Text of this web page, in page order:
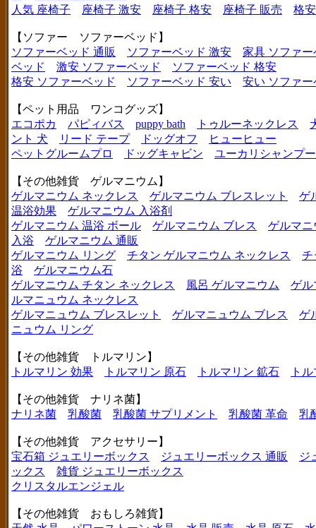
人気 座椅子
座椅子 激安 座椅子 格安 座椅子 販売 格
【ソファー ソファーベッド】
ソファーベッド 通販
ソファーベッド 激安
家具 ソファー
ベッド
激安 ソファーベッド
ソファーベッド 格安
格安 ソファーベッド
ソファーベッド 安い 安い ソファー
【ペット用品 ワンコグッズ】
エコポカ
パピィバス puppy bath トゥルーネックレス
ント 犬
リード テープ ドッグオフ
ヒューヒュー
ペットグルームプロ
ドッグキャビン ユーカリシャンプー
【その他雑貨 ゲルマニウム】
ゲルマニウム ネックレス
ゲルマニウム ブレスレット
ゲ
温浴効果
ゲルマニウム 入浴剤
ゲルマニウム 温浴 ボール
ゲルマニウム ブレス
ゲルマニ
入浴
ゲルマニウム 通販
ゲルマニウム リング
チタン ゲルマニウム ネックレス
チ
浴
ゲルマニウム石
ゲルマニウム チタン ネックレス
風呂 ゲルマニウム
ゲル
ルマニュウム ネックレス
ゲルマニュウム ブレスレット
ゲルマニュウム ブレス
ゲ
ニュウム リング
【その他雑貨 トルマリン】
トルマリン 効果
トルマリン 原石 トルマリン 鉱石 ト
【その他雑貨 ナリネ菌】
ナリネ菌
乳酸菌 乳酸菌 サプリメント 乳酸菌 革命 乳
【その他雑貨 アクセサリー】
宝石箱 ジュエリーボックス
ジュエリーボックス 通販
ジ
ックス
雑貨 ジュエリーボックス
クリスタルエンジェル
【その他雑貨 おもしろ雑貨】